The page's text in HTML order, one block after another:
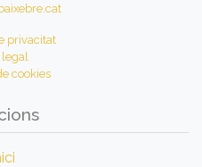
privacitat
cookies